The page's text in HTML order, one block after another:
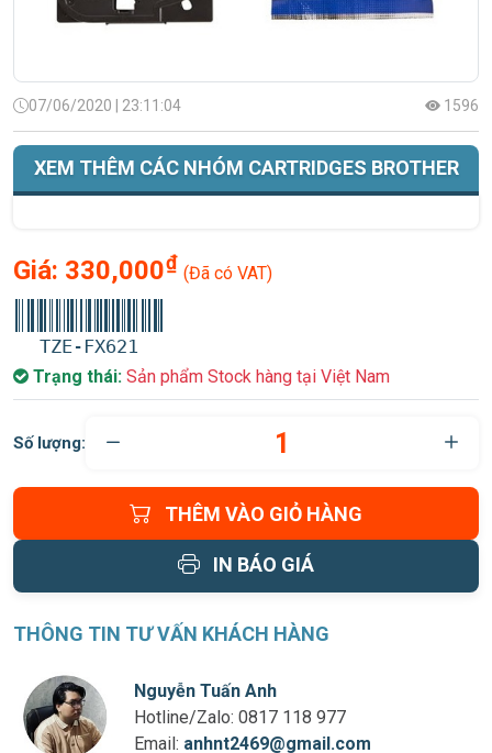
07/06/2020 | 23:11:04 1596
XEM THÊM CÁC NHÓM CARTRIDGES BROTHER
Giá: 330,000₫ (Đã có VAT)
TZE-FX621
Trạng thái: Sản phẩm Stock hàng tại Việt Nam
Số lượng:
THÊM VÀO GIỎ HÀNG
IN BÁO GIÁ
THÔNG TIN TƯ VẤN KHÁCH HÀNG
Nguyễn Tuấn Anh
Hotline/Zalo: 0817 118 977
Email: anhnt2469@gmail.com